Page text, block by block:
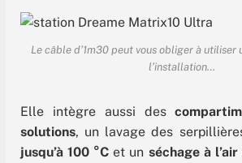
Le câble d’1m30 peut vous obliger à utiliser
l’installation…
Elle intègre aussi des
solutions, un lavage des
jusqu’à 100 °C et un séchage à l’air